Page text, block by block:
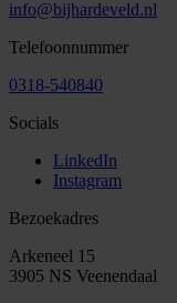
info@bijhardeveld.nl
Telefoonnummer
0318-540840
Socials
LinkedIn
Instagram
Bezoekadres
Arkeneel 15
3905 NS Veenendaal